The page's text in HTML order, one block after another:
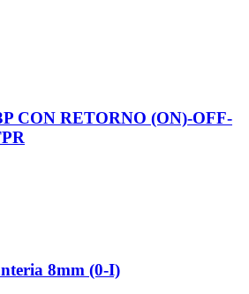
CON RETORNO (ON)-OFF-
8mm (0-I)